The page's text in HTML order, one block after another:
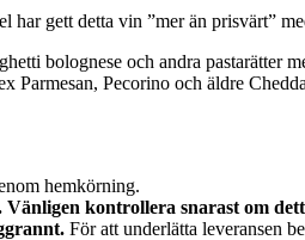
gett detta vin ”mer än prisvärt”
bolognese och andra
Parmesan, Pecorino och äldre
hemkörning.
kontrollera snarast om
För att underlätta leveransen